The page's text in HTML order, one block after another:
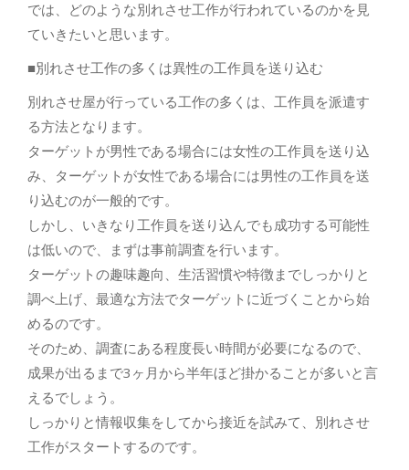
では、どのような別れさせ工作が行われているのかを見
ていきたいと思います。
■別れさせ工作の多くは異性の工作員を送り込む
別れさせ屋が行っている工作の多くは、工作員を派遣す
る方法となります。
ターゲットが男性である場合には女性の工作員を送り込
み、ターゲットが女性である場合には男性の工作員を送
り込むのが一般的です。
しかし、いきなり工作員を送り込んでも成功する可能性
は低いので、まずは事前調査を行います。
ターゲットの趣味趣向、生活習慣や特徴までしっかりと
調べ上げ、最適な方法でターゲットに近づくことから始
めるのです。
そのため、調査にある程度長い時間が必要になるので、
成果が出るまで3ヶ月から半年ほど掛かることが多いと言
えるでしょう。
しっかりと情報収集をしてから接近を試みて、別れさせ
工作がスタートするのです。